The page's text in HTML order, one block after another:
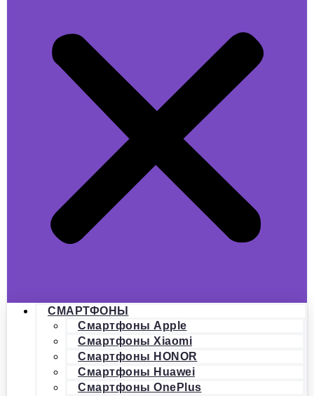
СМАРТФОНЫ
Смартфоны Apple
Смартфоны Xiaomi
Смартфоны HONOR
Смартфоны Huawei
Смартфоны OnePlus